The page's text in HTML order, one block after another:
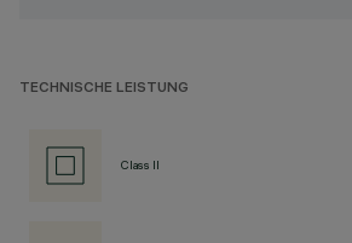
TECHNISCHE LEISTUNG
Class II